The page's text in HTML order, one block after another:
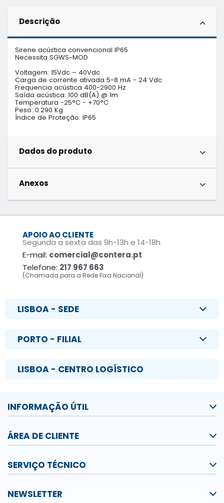
Descrição
Sirene acústica convencional IP65
Necessita SGWS-MOD
Voltagem: 15Vdc – 40Vdc
Carga de corrente ativada 5-8 mA - 24 Vdc
Frequencia acústica 400-2900 Hz
Saída acústica: 100 dB(A) @ 1m
Temperatura -25°C - +70°C
Peso: 0.290 Kg
Índice de Proteção: IP65
Dados do produto
Anexos
APOIO AO CLIENTE
Segunda a sexta das 9h-13h e 14-18h
E-mail: comercial@contera.pt
Telefone: 217 967 663
(Chamada para a Rede Fixa Nacional)
LISBOA - SEDE
PORTO - FILIAL
LISBOA - CENTRO LOGÍSTICO
INFORMAÇÃO ÚTIL
ÁREA DE CLIENTE
SERVIÇO TÉCNICO
NEWSLETTER